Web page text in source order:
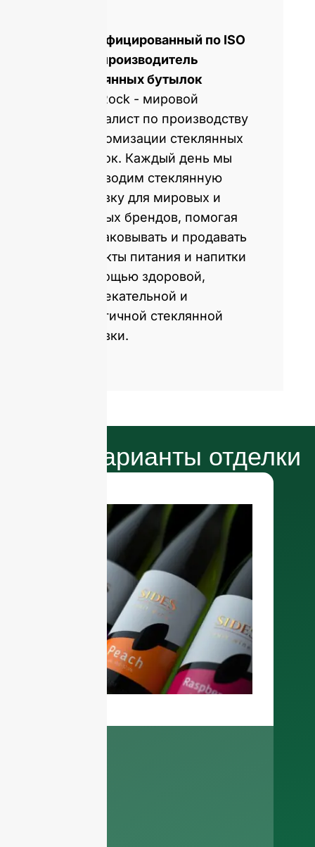
Сертифицированный по ISO
9001 производитель
стеклянных бутылок
GlassRock - мировой
специалист по производству
и кастомизации стеклянных
бутылок. Каждый день мы
производим стеклянную
упаковку для мировых и
местных брендов, помогая
им упаковывать и продавать
продукты питания и напитки
с помощью здоровой,
привлекательной и
экологичной стеклянной
упаковки.
Наши варианты отделки